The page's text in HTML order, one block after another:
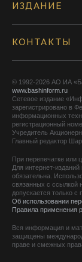
ИЗДАНИЕ
КОНТАКТЫ
© 1992-2026 АО ИА
www.bashinform.ru
Сетевое издание
зарегистрировано в
информационных
регистрационный
Учредитель
Главный редактор
При перепечатке или
Для интернет-
обязательна.
связанных с ссылкой
допускается только
Об использовании
Правила применения
Вся информация и
защищены
праве и смежных